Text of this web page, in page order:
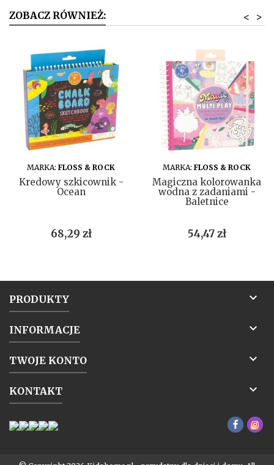
ZOBACZ RÓWNIEŻ: >
<
DO KOSZYKA
MARKA: FLOSS & ROCK
Kredowy szkicownik -
Ocean
Cena
68,29 zł
DO KOSZYKA
MARKA: FLOSS & ROCK
Magiczna kolorowanka
wodna z zadaniami -
Baletnice
Cena
54,47 zł
PRODUKTY 
INFORMACJE 
TWOJE KONTO 
KONTAKT 